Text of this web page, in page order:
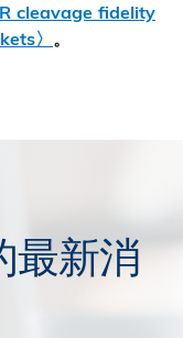
cleavage fidelity
〉 。
最新消